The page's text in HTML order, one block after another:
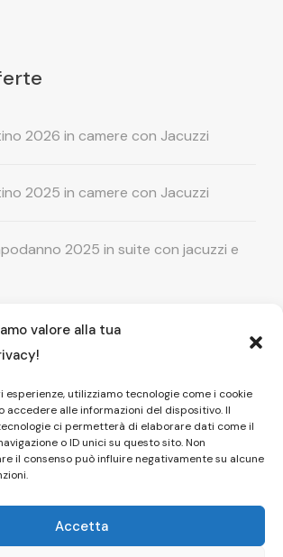
valore alla tua
esperienze, utilizziamo tecnologie come i cookie
accedere alle informazioni del dispositivo. Il
ci permetterà di elaborare dati come il
o ID unici su questo sito. Non
il consenso può influire negativamente su alcune
Accetta
2026 in camere con Jacuzzi
2025 in camere con Jacuzzi
2025 in suite con jacuzzi e
in camera con vasca
! Prenota il tuo relax esclusivo
in Piscina esterna! Il tuo relax